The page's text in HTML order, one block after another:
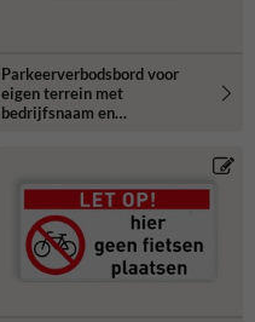
Parkeerverbodsbord voor
eigen terrein met
bedrijfsnaam en